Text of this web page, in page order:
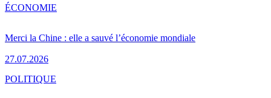
Merci la Chine : elle a sauvé l’économie mondiale
27.07.2026
ÉCONOMIE
POLITIQUE